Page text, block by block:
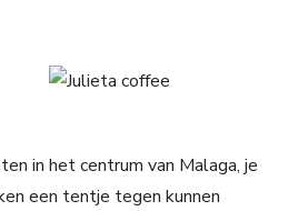
in het centrum van Malaga, je
een tentje tegen kunnen